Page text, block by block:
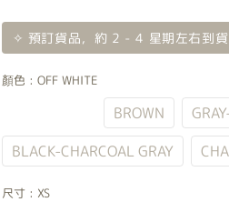
✧ 預訂貨品，約 2 - 4 星期左右到
顏色 : OFF WHITE
BROWN
BLACK-CHARCOAL GRAY
尺寸 : XS